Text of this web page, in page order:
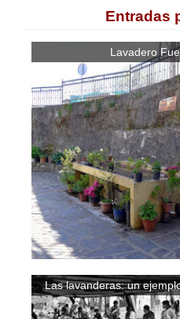
Entradas
Lavadero
Las lavanderas: un